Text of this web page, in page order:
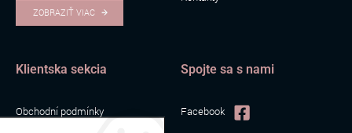
ZOBRAZIŤ VIAC
Klientska sekcia
Obchodní podmínky
Spojte sa s nami
Facebook